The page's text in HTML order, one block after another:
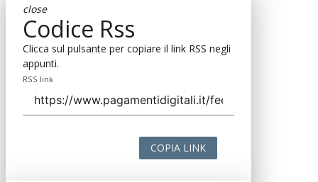
close
Codice Rss
Clicca sul pulsante per copiare il link RSS negli
appunti.
RSS link
COPIA LINK